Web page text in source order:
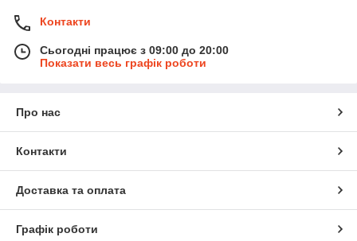
Контакти
Сьогодні працює з 09:00 до 20:00
Показати весь графік роботи
Про нас
Контакти
Доставка та оплата
Графік роботи